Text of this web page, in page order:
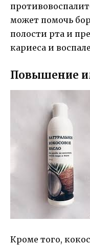
может помочь
полости рта и
кариеса и
Повышение
Кроме того,